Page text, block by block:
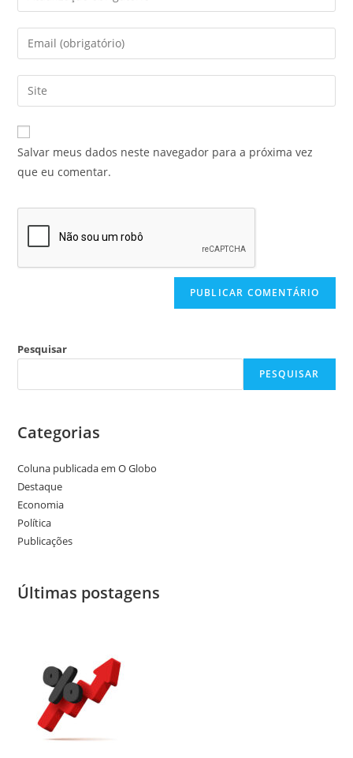
Salvar meus dados neste navegador para a próxima vez
que eu comentar.
Pesquisar
PESQUISAR
Categorias
Coluna publicada em O Globo
Destaque
Economia
Política
Publicações
Últimas postagens